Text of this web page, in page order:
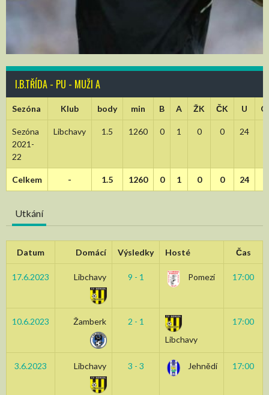
I.B.TŘÍDA - PU - MUŽI A
Sezóna Klub body min B A ŽK ČK U
Sezóna
2021-
22
Libchavy 1.5 1260 0 1 0 0 24
Celkem - 1.5 1260 0 1 0 0 24
Utkání
Datum Domácí Výsledky Hosté Čas
17.6.2023 Libchavy 9 - 1 Pomezí 17:00
10.6.2023 Žamberk
2 - 1
Libchavy
17:00
3.6.2023 Libchavy 3 - 3 Jehnědí 17:00